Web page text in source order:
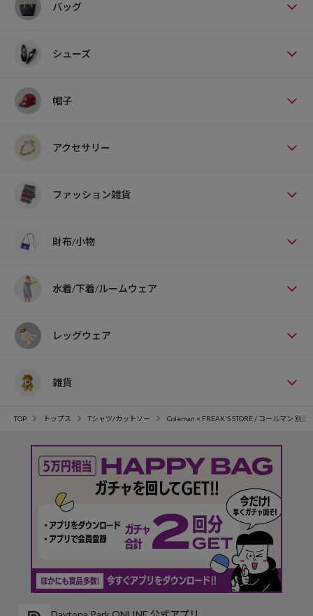
バッグ
シューズ
帽子
アクセサリー
ファッション雑貨
財布/小物
水着/下着/ルームウェア
レッグウェア
雑貨
TOP トップス Tシャツ/カットソー Coleman × FREAK'S STORE / コールマン 別